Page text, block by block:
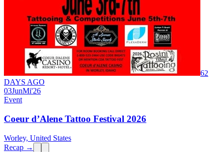
62
DAYS AGO
03JunMi'26
Event
Coeur d’Alene Tattoo Festival 2026
Worley, United States
Recap →